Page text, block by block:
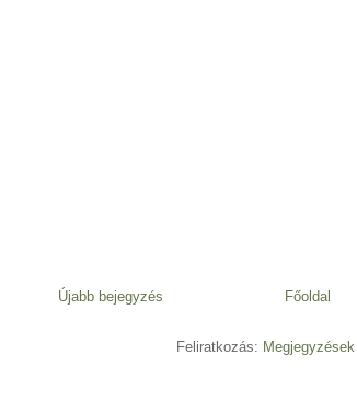
Újabb bejegyzés Főoldal
Feliratkozás: